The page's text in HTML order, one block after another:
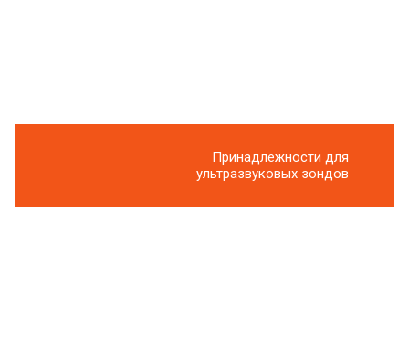
Принадлежности для
ультразвуковых зондов